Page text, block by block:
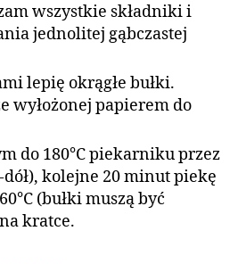
wszystkie składniki i
jednolitej gąbczastej
lepię okrągłe bułki.
wyłożonej papierem do
do 180°C piekarniku przez
kolejne 20 minut piekę
(bułki muszą być
kratce.